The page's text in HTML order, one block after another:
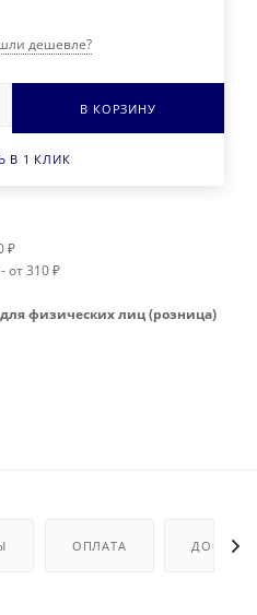
дешевле?
В КОРЗИНУ
В 1 КЛИК
₽
от 310 ₽
физических лиц (розница)
ОПЛАТА